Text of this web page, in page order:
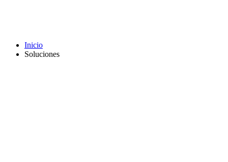
Inicio
Soluciones